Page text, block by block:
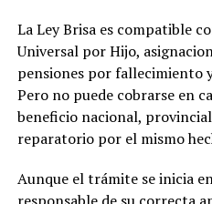
La Ley Brisa es compatible
Universal por Hijo,
pensiones por fallecimiento
Pero no puede cobrarse en
beneficio nacional,
reparatorio por el mismo
Aunque el trámite se inicia